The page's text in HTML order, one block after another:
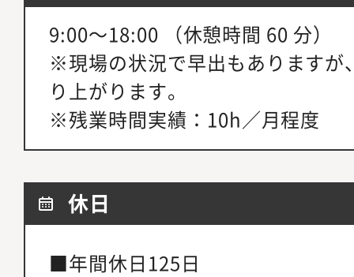
9:00～18:00 （休憩時間 60 分）
※現場の状況で早出もありますが
り上がります。
※残業時間実績：10h／月程度
休日
■年間休日125日